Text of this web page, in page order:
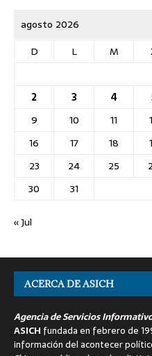
agosto 2026
D
L M
2
3 4
9
10 11
16
17 18
23
24 25
30
31
« Jul
ACERCA DE ASICH
Agencia de Servicios
ASICH fundada en febrero de
información del acontecer